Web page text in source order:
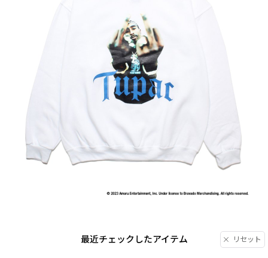
最近チェックしたアイテム リセット